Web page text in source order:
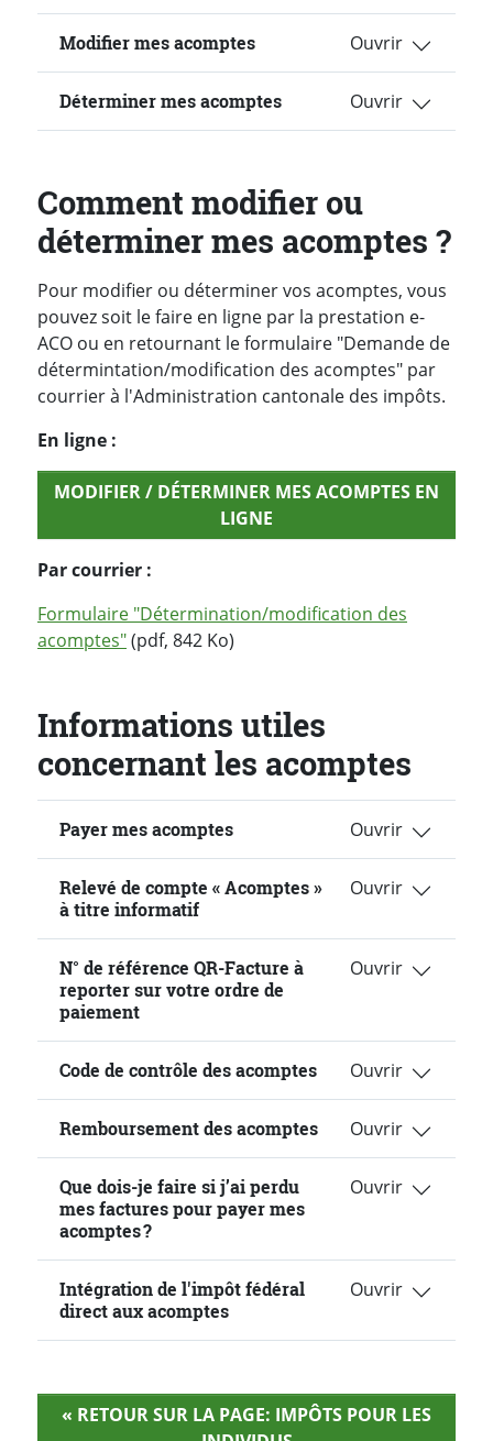
Modifier mes acomptes
Déterminer mes acomptes
Comment modifier ou
déterminer mes acomptes ?
Pour modifier ou déterminer vos acomptes, vous
pouvez soit le faire en ligne par la prestation e-
ACO ou en retournant le formulaire "Demande de
détermintation/modification des acomptes" par
courrier à l'Administration cantonale des impôts.
En ligne :
MODIFIER / DÉTERMINER MES ACOMPTES EN
LIGNE
Par courrier :
Formulaire "Détermination/modification des
acomptes"(pdf, 842 Ko)
Informations utiles
concernant les acomptes
Payer mes acomptes
Relevé de compte « Acomptes »
à titre informatif
N° de référence QR-Facture à
reporter sur votre ordre de
paiement
Code de contrôle des acomptes
Remboursement des acomptes
Que dois-je faire si j’ai perdu
mes factures pour payer mes
acomptes ?
Intégration de l'impôt fédéral
direct aux acomptes
« RETOUR SUR LA PAGE: IMPÔTS POUR LES